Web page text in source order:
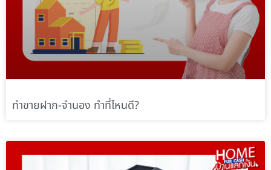
ทำขายฝาก-จำนอง ทำที่ไหนดี?